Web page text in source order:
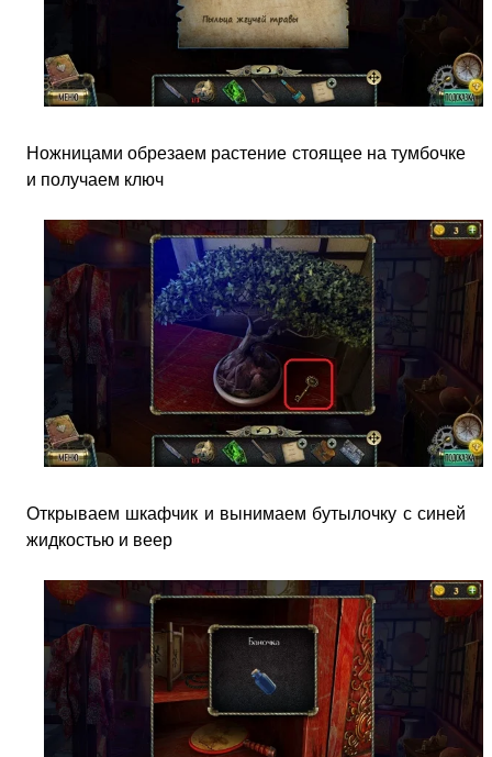
Ножницами обрезаем растение стоящее на тумбочке
и получаем ключ
Открываем шкафчик и вынимаем бутылочку с синей
жидкостью и веер